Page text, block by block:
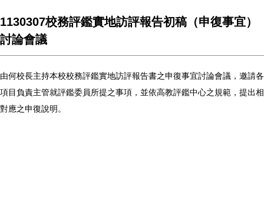
1130307校務評鑑實地訪評報告初稿（申復事宜）
討論會議
由何校長主持本校校務評鑑實地訪評報告書之申復事宜討論會議，邀請各
項目負責主管就評鑑委員所提之事項，並依高教評鑑中心之規範，提出相
對應之申復說明。